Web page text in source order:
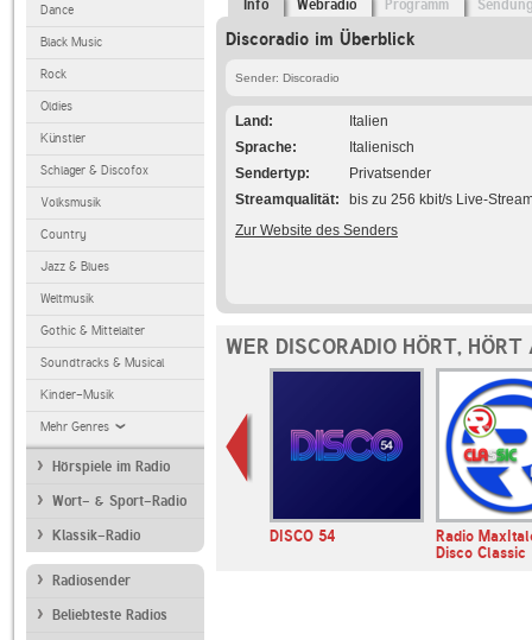
Dance
Black Music
Rock
Oldies
Künstler
Schlager & Discofox
Volksmusik
Country
Jazz & Blues
Weltmusik
Gothic & Mittelalter
Soundtracks & Musical
Kinder-Musik
Mehr Genres
Hörspiele im Radio
Wort- & Sport-Radio
Klassik-Radio
Radiosender
Beliebteste Radios
Info Webradio Programm
Discoradio im Überblick
Sender: Discoradio
Land
Italien
Sprache
Italienisch
Sendertyp
Privatsender
Streamqualität
bis zu 256 kbit/s Live-
Zur Website des Senders
WER DISCORADIO HÖRT, HÖRT
Deutschlandfunk DISCO 54
Radio
Disco Classic